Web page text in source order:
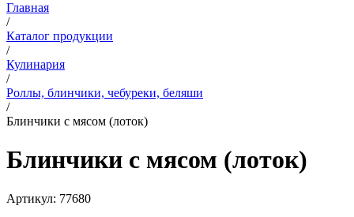
Главная
/
Каталог продукции
/
Кулинария
/
Роллы, блинчики, чебуреки, беляши
/
Блинчики с мясом (лоток)
Блинчики с мясом (лоток)
Артикул: 77680